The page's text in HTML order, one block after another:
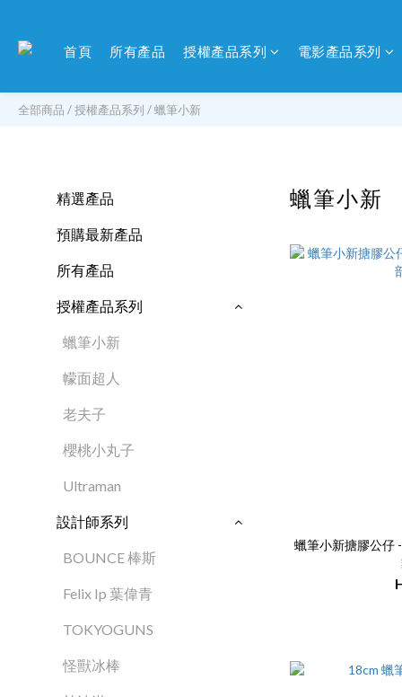
首頁 所有產品 授權產品系列 電影產品系列
全部商品 /授權產品系列 /蠟筆小新
精選產品
預購最新產品
所有產品
授權產品系列
蠟筆小新
幪面超人
老夫子
櫻桃小丸子
Ultraman
設計師系列
BOUNCE 棒斯
Felix Ip 葉偉青
TOKYOGUNS
怪獸冰棒
蠟筆小新
蠟筆小新搪膠公仔